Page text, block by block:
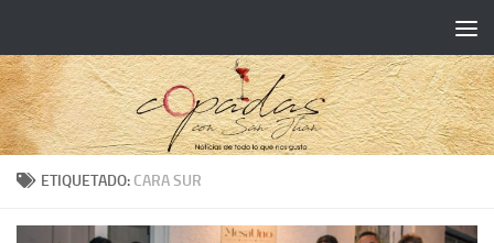
ETIQUETADO: CARA SUR